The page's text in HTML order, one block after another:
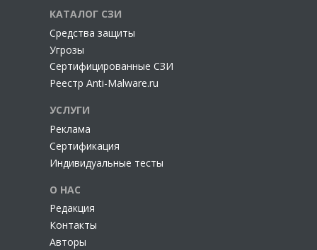
КАТАЛОГ СЗИ
Cредства защиты
Угрозы
Сертифицированные СЗИ
Реестр Anti-Malware.ru
УСЛУГИ
Реклама
Сертификация
Индивидуальные тесты
О НАС
Редакция
Контакты
Авторы